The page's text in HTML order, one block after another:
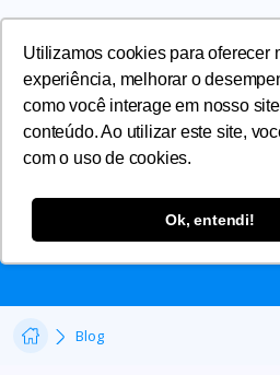
Utilizamos cookies para oferecer
experiência, melhorar o
como você interage em nosso
conteúdo. Ao utilizar este site,
com o uso de cookies.
Ok, entendi!
Blog